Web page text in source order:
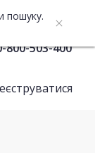
пошуку.
800-503-400